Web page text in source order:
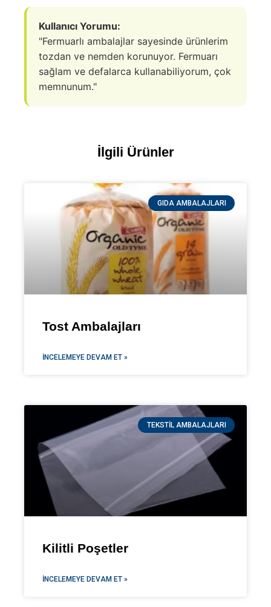
Kullanıcı Yorumu:
"Fermuarlı ambalajlar sayesinde ürünlerim
tozdan ve nemden korunuyor. Fermuarı
sağlam ve defalarca kullanabiliyorum, çok
memnunum."
İlgili Ürünler
GIDA AMBALAJLARI
Tost Ambalajları
İNCELEMEYE DEVAM ET »
TEKSTIL AMBALAJLARI
Kilitli Poşetler
İNCELEMEYE DEVAM ET »